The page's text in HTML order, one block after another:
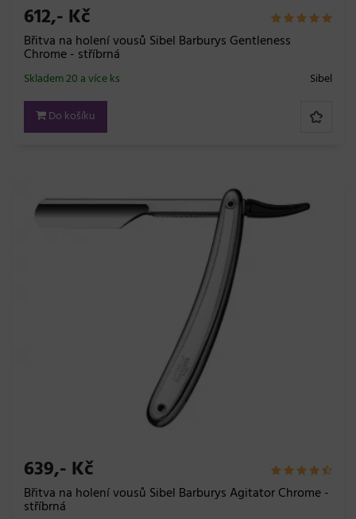
612,- Kč
Břitva na holení vousů Sibel Barburys Gentleness
Chrome - stříbrná
Sibel
Skladem 20 a více ks
Do košíku
639,- Kč
Břitva na holení vousů Sibel Barburys Agitator Chrome -
stříbrná